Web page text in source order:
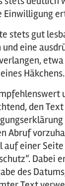
Einwilligung
stets gut
eine
Häkchens.
den
Abruf
auf einer Seite
Dabei
des